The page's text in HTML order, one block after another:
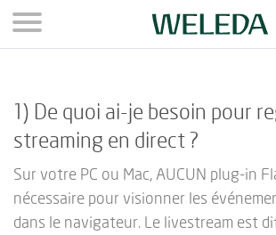
Aller au contenu principal
1) De quoi ai-je besoin pour
streaming en direct ?
Sur votre PC ou Mac, AUCUN plug-in
nécessaire pour visionner les
dans le navigateur. Le livestream est